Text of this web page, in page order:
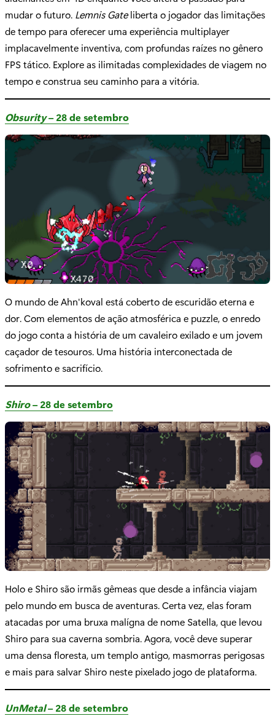
mudar o futuro. Lemnis Gateliberta o jogador das limitações
de tempo para oferecer uma experiência multiplayer
implacavelmente inventiva, com profundas raízes no gênero
FPS tático. Explore as ilimitadas complexidades de viagem no
tempo e construa seu caminho para a vitória.
Obsurity– 28 de setembro
O mundo de Ahn'koval está coberto de escuridão eterna e
dor. Com elementos de ação atmosférica e puzzle, o enredo
do jogo conta a história de um cavaleiro exilado e um jovem
caçador de tesouros. Uma história interconectada de
sofrimento e sacrifício.
Shiro– 28 de setembro
Holo e Shiro são irmãs gêmeas que desde a infância viajam
pelo mundo em busca de aventuras. Certa vez, elas foram
atacadas por uma bruxa malígna de nome Satella, que levou
Shiro para sua caverna sombria. Agora, você deve superar
uma densa floresta, um templo antigo, masmorras perigosas
e mais para salvar Shiro neste pixelado jogo de plataforma.
UnMetal– 28 de setembro